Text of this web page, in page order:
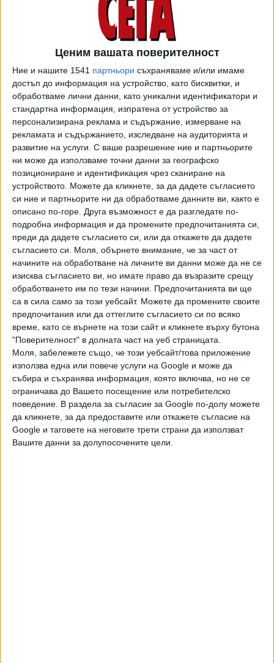
Ценим вашата поверителност
Ние и нашите 1541 партньори съхраняваме и/или имаме
достъп до информация на устройство, като бисквитки, и
обработваме лични данни, като уникални идентификатори и
стандартна информация, изпратена от устройство за
персонализирана реклама и съдържание, измерване на
рекламата и съдържанието, изследване на аудиторията и
развитие на услуги. С ваше разрешение ние и партньорите
ни може да използваме точни данни за географско
позициониране и идентификация чрез сканиране на
устройството. Можете да кликнете, за да дадете съгласието
си ние и партньорите ни да обработваме данните ви, както е
описано по-горе. Друга възможност е да разгледате по-
подробна информация и да промените предпочитанията си,
преди да дадете съгласието си, или да откажете да дадете
съгласието си.
Моля, обърнете внимание, че за част от
начините на обработване на личните ви данни може да не се
изисква съгласието ви, но имате право да възразите срещу
обработването им по тези начини. Предпочитанията ви ще
са в сила само за този уебсайт. Можете да промените своите
предпочитания или да оттеглите съгласието си по всяко
време, като се върнете на този сайт и кликнете върху бутона
"Поверителност" в долната част на уеб страницата.
Моля, забележете също, че този уебсайт/това приложение
използва една или повече услуги на Google и може да
събира и съхранява информация, която включва, но не се
ограничава до Вашето посещение или потребителско
поведение. В раздела за съгласие за Google по-долу можете
да кликнете, за да предоставите или откажете съгласие на
Google и таговете на неговите трети страни да използват
Вашите данни за долупосочените цели.
ПОСЛЕ
Хавайската Богородица заплака с фентанилови сълзи
Видео Разгледай всички